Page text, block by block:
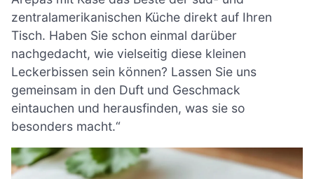
zentralamerikanischen Küche direkt auf Ihren
Tisch. Haben Sie schon einmal darüber
nachgedacht, wie vielseitig diese kleinen
Leckerbissen sein können? Lassen Sie uns
gemeinsam in den Duft und Geschmack
eintauchen und herausfinden, was sie so
besonders macht.“